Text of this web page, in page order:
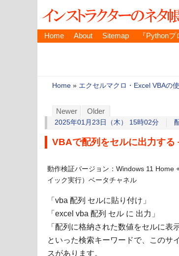
Home About Sitemap 『Python
Home » エクセルマクロ・Excel VBAの
Newer Older
2025年01月23日（木） 15時02分
VBAで配列をセルに出力す
動作検証バージョン：Windows 11 Home
イック実行）ベータチャネル
「vba 配列 セルに貼り付け」
「excel vba 配列 セル に 出力」
「配列に格納された数値をセルに表示
といった検索キーワードで、このサ
スがあります。